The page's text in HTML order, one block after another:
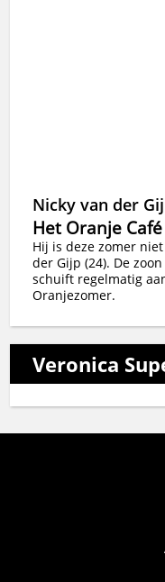
Nicky van der
Het Oranje
Hij is deze zomer
der Gijp (24). De
schuift regelmatig
Oranjezomer.
Veronica